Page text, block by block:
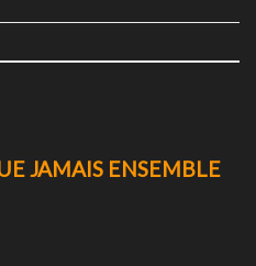
JAMAIS ENSEMBLE